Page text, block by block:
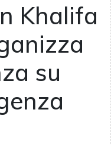
Khalifa
su